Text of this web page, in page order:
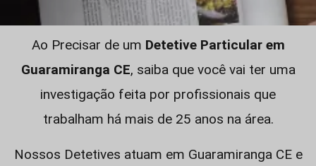
Ao Precisar de um Detetive Particular em
Guaramiranga CE, saiba que você vai ter uma
investigação feita por profissionais que
trabalham há mais de 25 anos na área.
Nossos Detetives atuam em Guaramiranga CE e